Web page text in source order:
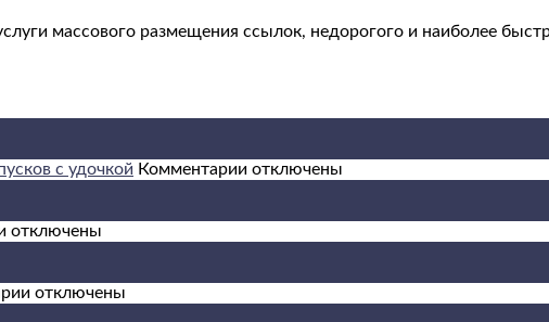
массового размещения ссылок, недорогого и наиболее
с удочкой Комментарии котключены
к
трафика:
отключены
котключены